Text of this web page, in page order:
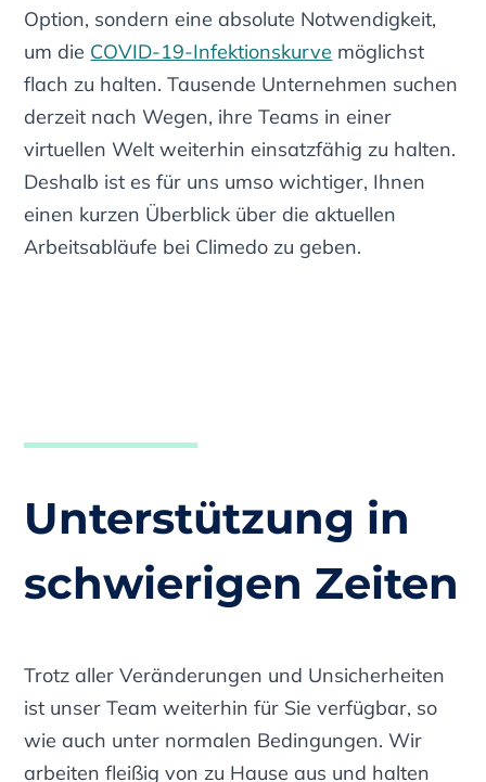
Option, sondern eine absolute Notwendigkeit,
um die COVID-19-Infektionskurve möglichst
flach zu halten. Tausende Unternehmen suchen
derzeit nach Wegen, ihre Teams in einer
virtuellen Welt weiterhin einsatzfähig zu halten.
Deshalb ist es für uns umso wichtiger, Ihnen
einen kurzen Überblick über die aktuellen
Arbeitsabläufe bei Climedo zu geben.
Unterstützung in
schwierigen Zeiten
Trotz aller Veränderungen und Unsicherheiten
ist unser Team weiterhin für Sie verfügbar, so
wie auch unter normalen Bedingungen. Wir
arbeiten fleißig von zu Hause aus und halten